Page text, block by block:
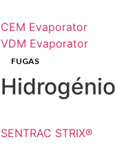
CEM Evaporator
VDM Evaporator
FUGAS
Hidrogénio
SENTRAC STRIX®